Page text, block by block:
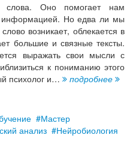
слова. Оно помогает нам
информацией. Но едва ли мы
возникает, облекается в
большие и связные тексты.
выражать свои мысли с
к пониманию этого
психолог и…
подробнее
Мастер
анализ
Нейробиология